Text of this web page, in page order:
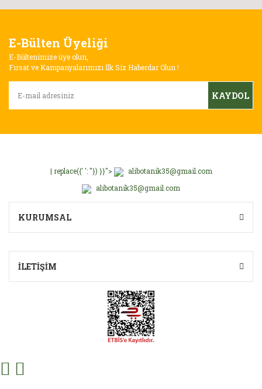
E-Bülten Üyeliği
E-Bültenimize üye olun,
Fırsat ve Kampanyalarımızı İlk Siz Haberdar Olun !
KAYDOL
| replace({' ': ''}) }}">
alibotanik35@gmail.com
alibotanik35@gmail.com
KURUMSAL
İLETİŞİM